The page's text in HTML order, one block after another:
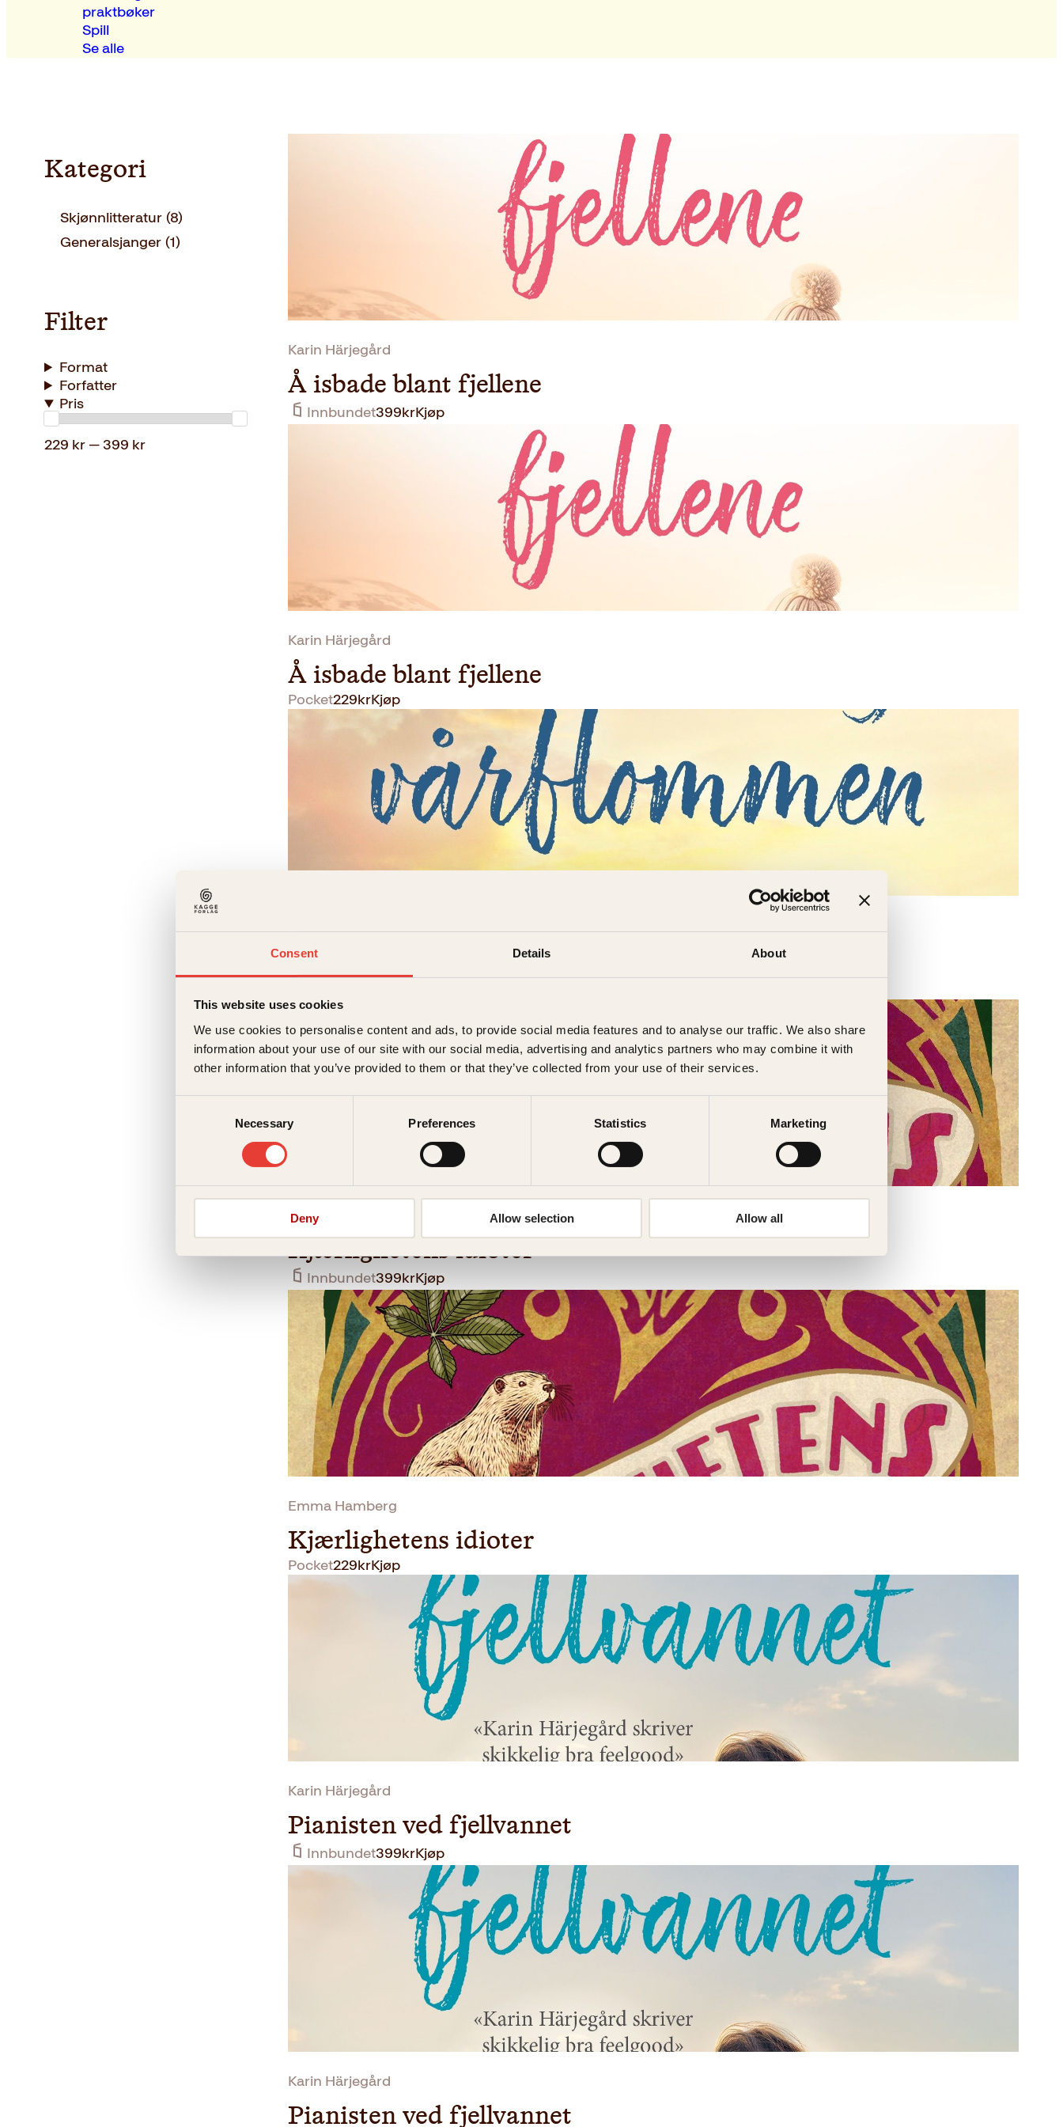
Consent Details About
This website uses cookies
We use cookies to personalise content and ads, to provide social media features and to analyse our traffic. We also share
information about your use of our site with our social media, advertising and analytics partners who may combine it with
other information that you’ve provided to them or that they’ve collected from your use of their services.
Necessary Preferences Statistics Marketing
Deny Allow selection Allow all
praktbøker
Spill
Se alle
Kategori
Skjønnlitteratur (8)
Generalsjanger (1)
Filter
Format
Forfatter
Pris
229 kr — 399 kr
Karin Härjegård
Å isbade blant fjellene
Innbundet399krKjøp
Karin Härjegård
Å isbade blant fjellene
Pocket229krKjøp
Datteren og vårflommen
Emma Hamberg
Kjærlighetens idioter
Innbundet399krKjøp
Emma Hamberg
Kjærlighetens idioter
Pocket229krKjøp
Karin Härjegård
Pianisten ved fjellvannet
Innbundet399krKjøp
Karin Härjegård
Pianisten ved fjellvannet